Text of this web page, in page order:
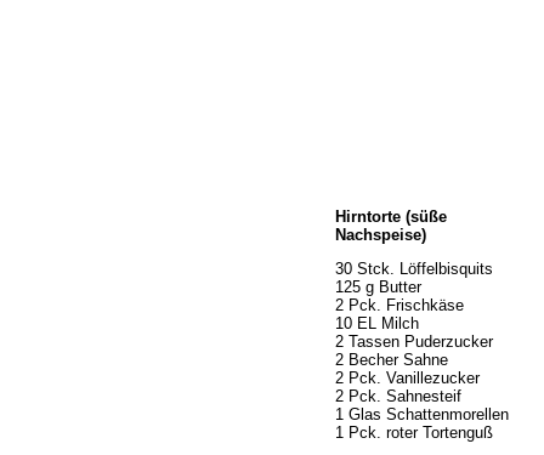
Hirntorte (süße
Nachspeise)
30 Stck. Löffelbisquits
125 g Butter
2 Pck. Frischkäse
10 EL Milch
2 Tassen Puderzucker
2 Becher Sahne
2 Pck. Vanillezucker
2 Pck. Sahnesteif
1 Glas Schattenmorellen
1 Pck. roter Tortenguß